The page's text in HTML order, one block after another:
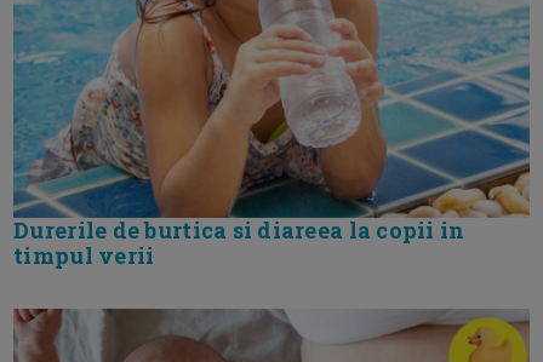
Durerile de burtica si diareea la copii in
timpul verii